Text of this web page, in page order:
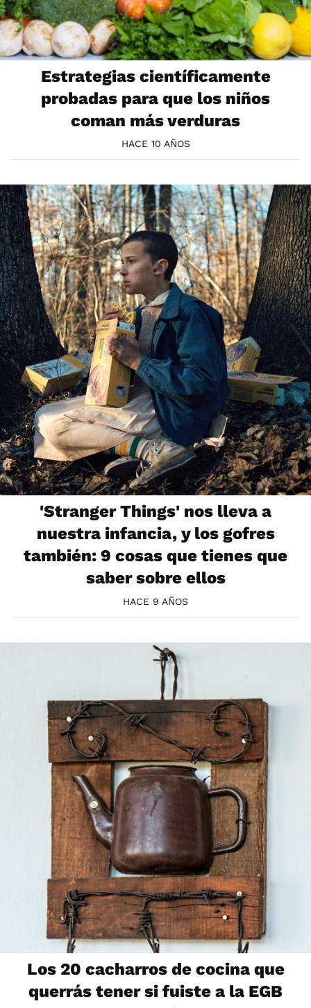
Estrategias científicamente
probadas para que los niños
coman más verduras
HACE 10 AÑOS
'Stranger Things' nos lleva a
nuestra infancia, y los gofres
también: 9 cosas que tienes que
saber sobre ellos
HACE 9 AÑOS
Los 20 cacharros de cocina que
querrás tener si fuiste a la EGB